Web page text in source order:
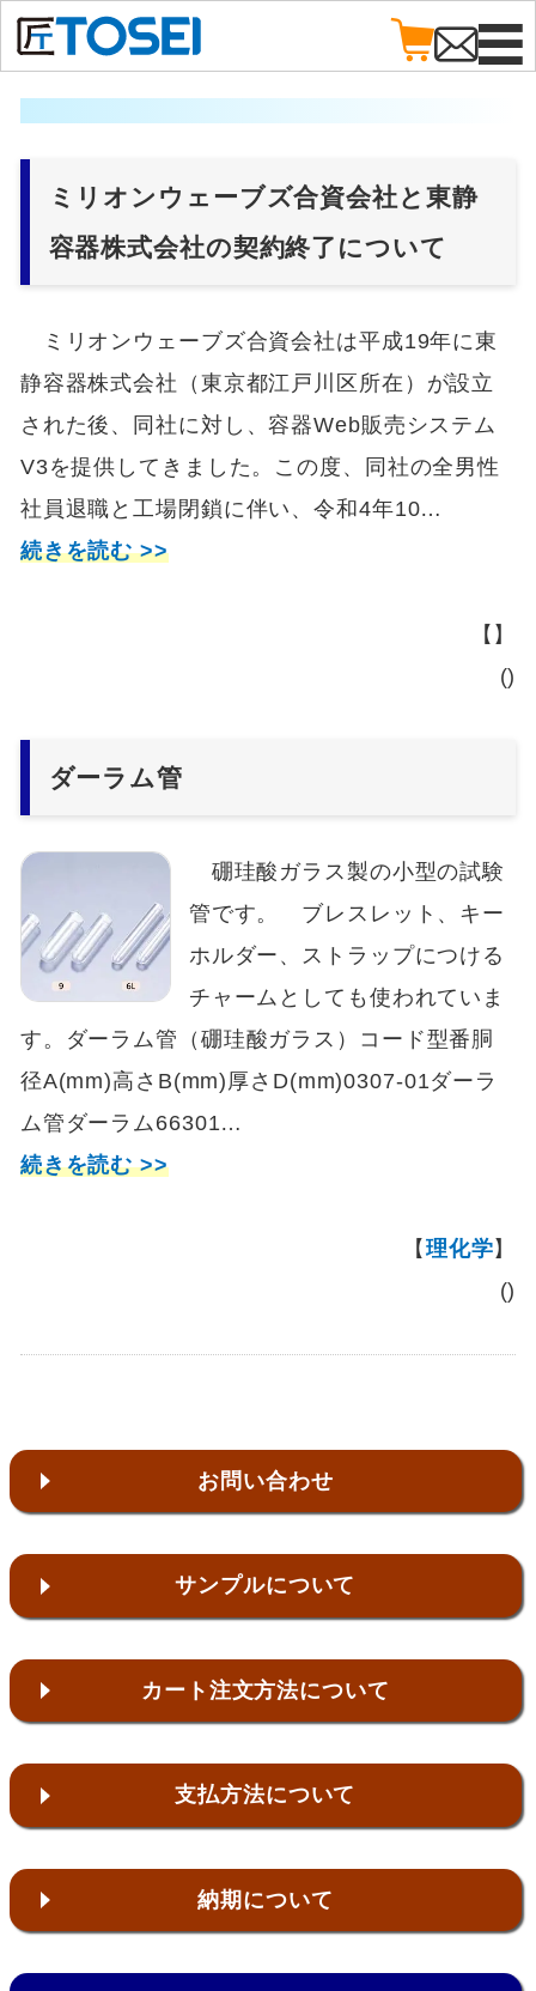
ミリオンウェーブズ合資会社と東静
容器株式会社の契約終了について
ミリオンウェーブズ合資会社は平成19年に東
静容器株式会社（東京都江戸川区所在）が設立
された後、同社に対し、容器Web販売システム
V3を提供してきました。この度、同社の全男性
社員退職と工場閉鎖に伴い、令和4年10…
続きを読む >>
【】
()
ダーラム管
硼珪酸ガラス製の小型の試験
管です。 ブレスレット、キー
ホルダー、ストラップにつける
チャームとしても使われていま
す。ダーラム管（硼珪酸ガラス）コード型番胴
径A(mm)高さB(mm)厚さD(mm)0307-01ダーラ
ム管ダーラム66301…
続きを読む >>
【 理化学】
()
お問い合わせ
サンプルについて
カート注文方法について
支払方法について
納期について